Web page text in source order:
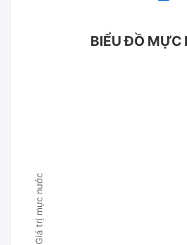
Giá trị mực nước
BIỂU ĐỒ MỰC